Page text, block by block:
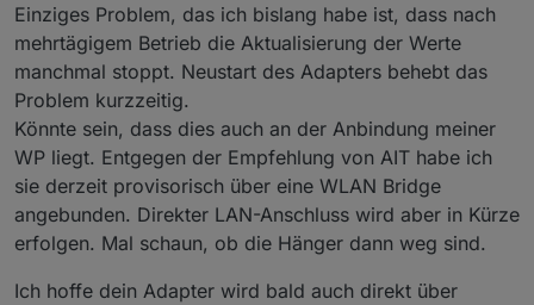
Einziges Problem, das ich bislang habe ist, dass nach
mehrtägigem Betrieb die Aktualisierung der Werte
manchmal stoppt. Neustart des Adapters behebt das
Problem kurzzeitig.
Könnte sein, dass dies auch an der Anbindung meiner
WP liegt. Entgegen der Empfehlung von AIT habe ich
sie derzeit provisorisch über eine WLAN Bridge
angebunden. Direkter LAN-Anschluss wird aber in Kürze
erfolgen. Mal schaun, ob die Hänger dann weg sind.
Ich hoffe dein Adapter wird bald auch direkt über